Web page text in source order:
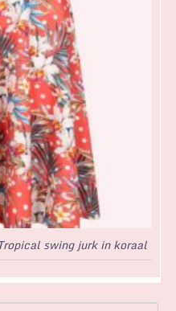
swing jurk in koraal